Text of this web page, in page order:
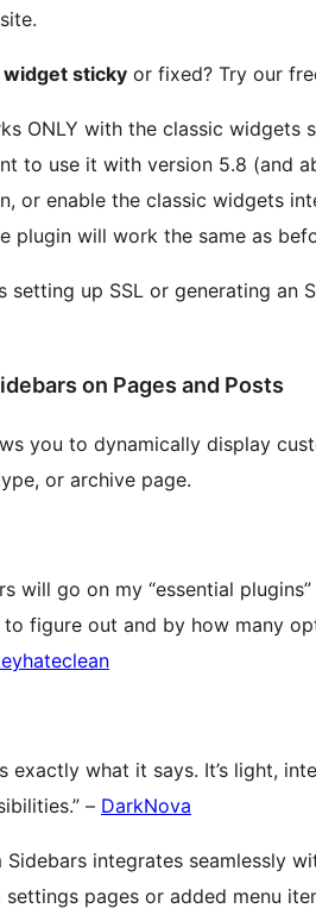
widget sticky or fixed? Try our
ONLY with the classic widgets
to use it with version 5.8 (and
or enable the classic widgets
plugin will work the same as
setting up SSL or generating an
on Pages and Posts
you to dynamically display
or archive page.
will go on my “essential
figure out and by how many
exactly what it says. It’s light,
– DarkNova
integrates seamlessly
pages or added menu